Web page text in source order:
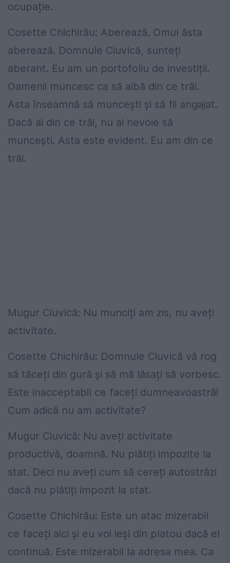
ocupație.
Cosette Chichirău: Aberează. Omul ăsta
aberează. Domnule Ciuvică, sunteți
aberant. Eu am un portofoliu de investiții.
Oamenii muncesc ca să aibă din ce trăi.
Asta înseamnă să muncești și să fii angajat.
Dacă ai din ce trăi, nu ai nevoie să
muncești. Asta este evident. Eu am din ce
trăi.
Mugur Ciuvică: Nu munciți am zis, nu aveți
activitate.
Cosette Chichirău: Domnule Ciuvică vă rog
să tăceți din gură și să mă lăsați să vorbesc.
Este inacceptabil ce faceți dumneavoastră!
Cum adică nu am activitate?
Mugur Ciuvică: Nu aveți activitate
productivă, doamnă. Nu plătiți impozite la
stat. Deci nu aveți cum să cereți autostrăzi
dacă nu plătiți impozit la stat.
Cosette Chichirău: Este un atac mizerabil
ce faceți aici și eu voi ieși din platou dacă el
continuă. Este mizerabil la adresa mea. Ca